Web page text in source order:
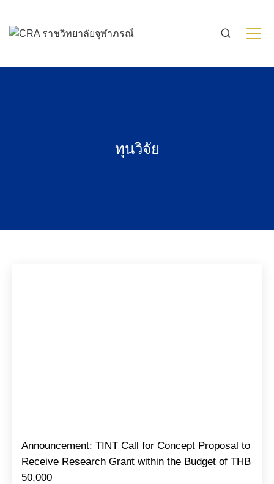
content
ทุนวิจัย
Announcement: TINT Call for Concept Proposal to
Receive Research Grant within the Budget of THB
50,000